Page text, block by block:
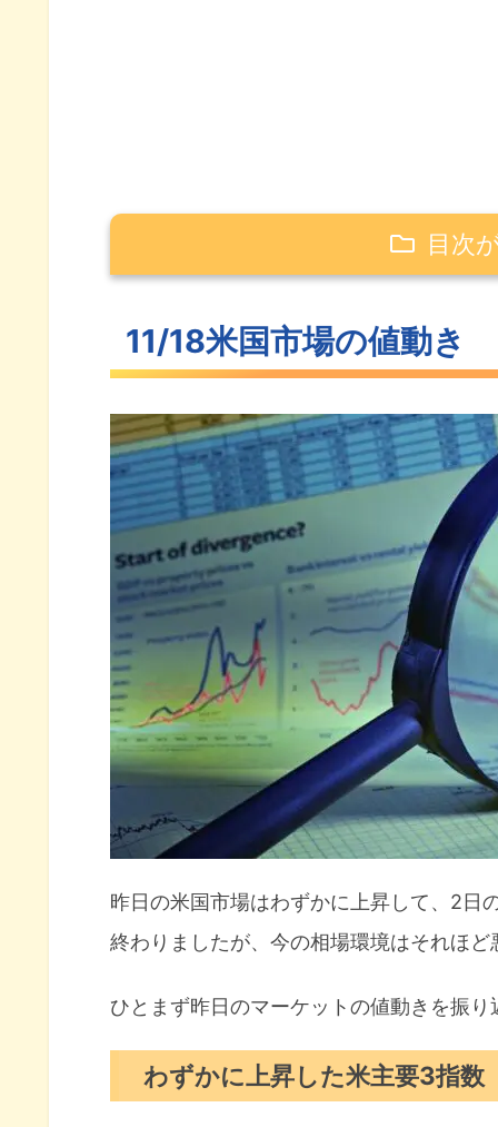
目次
わずかに上昇した米主要3指数
低下を続けるVIX
S&P500ヒートマップ
セクター別パフォーマンス
8月の安値に押し返される
米国市場のトピックス
中古住宅販売9ヶ月連続の減少
12月FOMCで0.75％利上げの可
トランプのツイッターアカウン
まとめ
11/18米国市場の値動き
昨日の米国市場はわずかに上昇して、2日
終わりましたが、今の相場環境はそれほ
ひとまず昨日のマーケットの値動きを振
わずかに上昇した米主要3指数